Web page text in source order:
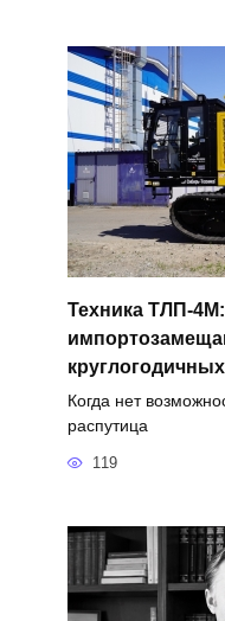
Техника ТЛП-
Когда нет
распутица
119